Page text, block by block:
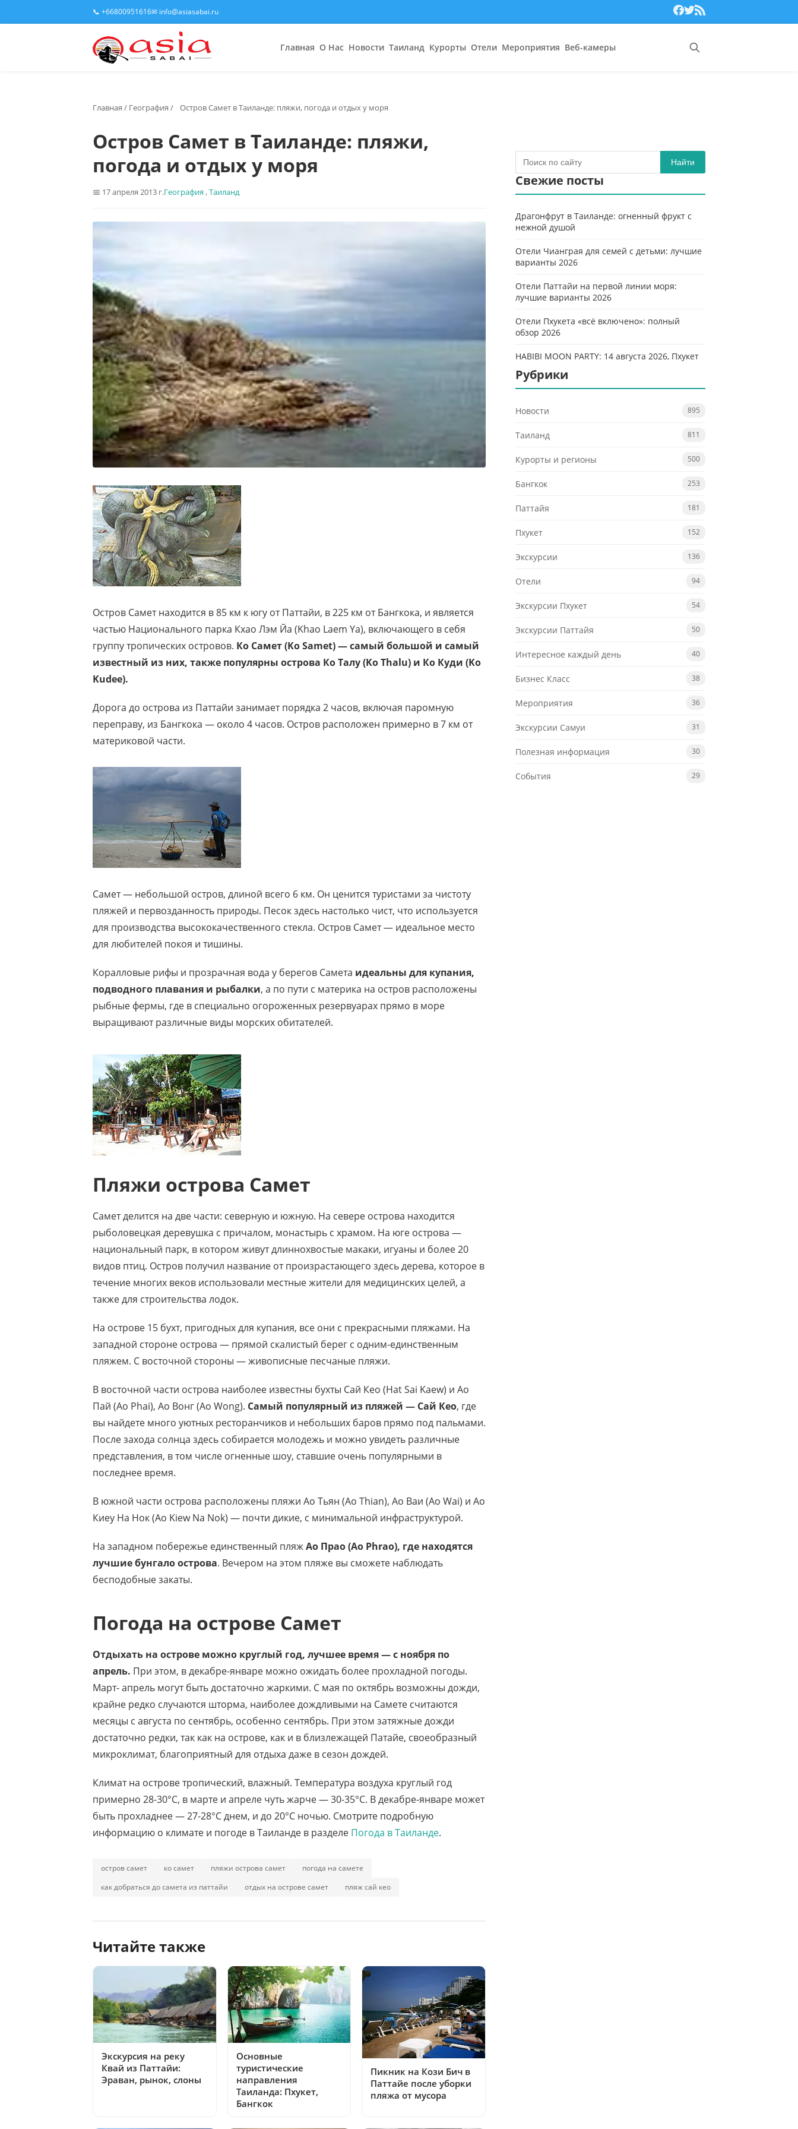
📞 +66800951616✉ info@asiasabai.ru
Главная О Нас Новости Таиланд Курорты Отели Мероприятия Веб-камеры
Главная / География / Остров Самет в Таиланде: пляжи, погода и отдых у моря
Остров Самет в Таиланде: пляжи,
погода и отдых у моря
17 апреля 2013 г.География ,Таиланд
Остров Самет находится в 85 км к югу от Паттайи, в 225 км от Бангкока, и является
частью Национального парка Кхао Лэм Йа (Khao Laem Ya), включающего в себя
группу тропических островов. Ко Самет (Ko Samet) — самый большой и самый
известный из них, также популярны острова Ко Талу (Ko Thalu) и Ко Куди (Ko
Kudee).
Дорога до острова из Паттайи занимает порядка 2 часов, включая паромную
переправу, из Бангкока — около 4 часов. Остров расположен примерно в 7 км от
материковой части.
Самет — небольшой остров, длиной всего 6 км. Он ценится туристами за чистоту
пляжей и первозданность природы. Песок здесь настолько чист, что используется
для производства высококачественного стекла. Остров Самет — идеальное место
для любителей покоя и тишины.
Коралловые рифы и прозрачная вода у берегов Самета идеальны для купания,
подводного плавания и рыбалки, а по пути с материка на остров расположены
рыбные фермы, где в специально огороженных резервуарах прямо в море
выращивают различные виды морских обитателей.
Пляжи острова Самет
Самет делится на две части: северную и южную. На севере острова находится
рыболовецкая деревушка с причалом, монастырь с храмом. На юге острова —
национальный парк, в котором живут длиннохвостые макаки, игуаны и более 20
видов птиц. Остров получил название от произрастающего здесь дерева, которое в
течение многих веков использовали местные жители для медицинских целей, а
также для строительства лодок.
На острове 15 бухт, пригодных для купания, все они с прекрасными пляжами. На
западной стороне острова — прямой скалистый берег с одним-единственным
пляжем. С восточной стороны — живописные песчаные пляжи.
В восточной части острова наиболее известны бухты Сай Кео (Hat Sai Kaew) и Ао
Пай (Ao Phai), Ао Вонг (Ao Wong). Самый популярный из пляжей — Сай Кео, где
вы найдете много уютных ресторанчиков и небольших баров прямо под пальмами.
После захода солнца здесь собирается молодежь и можно увидеть различные
представления, в том числе огненные шоу, ставшие очень популярными в
последнее время.
В южной части острова расположены пляжи Ао Тьян (Ao Thian), Ао Ваи (Ao Wai) и Ао
Киеу На Нок (Ao Kiew Na Nok) — почти дикие, с минимальной инфраструктурой.
На западном побережье единственный пляжАо Прао (Ao Phrao), где находятся
лучшие бунгало острова. Вечером на этом пляже вы сможете наблюдать
бесподобные закаты.
Погода на острове Самет
Отдыхать на острове можно круглый год, лучшее время — с ноября по
апрель. При этом, в декабре-январе можно ожидать более прохладной погоды.
Март- апрель могут быть достаточно жаркими. C мая по октябрь возможны дожди,
крайне редко случаются шторма, наиболее дождливыми на Самете считаются
месяцы с августа по сентябрь, особенно сентябрь. При этом затяжные дожди
достаточно редки, так как на острове, как и в близлежащей Патайе, своеобразный
микроклимат, благоприятный для отдыха даже в сезон дождей.
Климат на острове тропический, влажный. Температура воздуха круглый год
примерно 28-30°C, в марте и апреле чуть жарче — 30-35°C. В декабре-январе может
быть прохладнее — 27-28°C днем, и до 20°C ночью. Смотрите подробную
информацию о климате и погоде в Таиланде в разделе Погода в Таиланде.
остров самет ко самет пляжи острова самет
погода на самете
как добраться до самета из паттайи
отдых на острове самет пляж сай кео
Читайте также
Экскурсия на реку
Квай из Паттайи:
Эраван, рынок, слоны
Основные
туристические
направления
Таиланда: Пхукет,
Бангкок
Пикник на Кози Бич в
Паттайе после уборки
пляжа от мусора
Найти
Свежие посты
Драгонфрут в Таиланде: огненный фрукт с
нежной душой
Отели Чианграя для семей с детьми: лучшие
варианты 2026
Отели Паттайи на первой линии моря:
лучшие варианты 2026
Отели Пхукета «всё включено»: полный
обзор 2026
HABIBI MOON PARTY: 14 августа 2026, Пхукет
Рубрики
Новости 895
Таиланд 811
Курорты и регионы 500
Бангкок 253
Паттайя 181
Пхукет 152
Экскурсии 136
Отели 94
Экскурсии Пхукет 54
Экскурсии Паттайя 50
Интересное каждый день 40
Бизнес Класс 38
Мероприятия 36
Экскурсии Самуи 31
Полезная информация 30
События 29